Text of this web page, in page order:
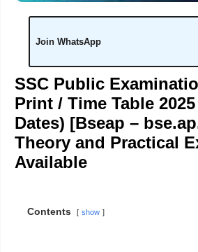
Join WhatsApp
SSC Public
Print / Time Table
Dates) [Bseap –
Theory and Practical
Available
Contents show